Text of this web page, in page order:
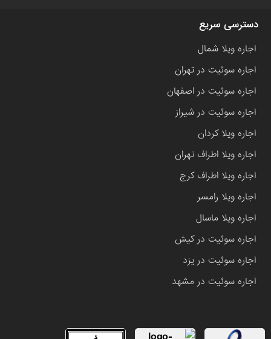
دسترسی سریع
اجاره ویلا شمال
اجاره سوئیت در تهران
اجاره سوئیت در اصفهان
اجاره سوئیت در شیراز
اجاره ویلا کردان
اجاره ویلا اطراف تهران
اجاره ویلا اطراف کرج
اجاره ویلا رامسر
اجاره ویلا ماسال
اجاره سوئیت در کیش
اجاره سوئیت در یزد
اجاره سوئیت در مشهد